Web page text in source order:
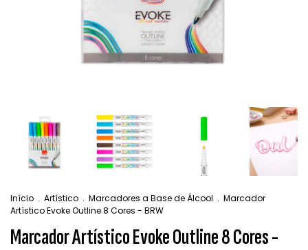
Início . Artístico . Marcadores a Base de Álcool . Marcador
Artístico Evoke Outline 8 Cores - BRW
Marcador Artístico Evoke Outline 8 Cores -